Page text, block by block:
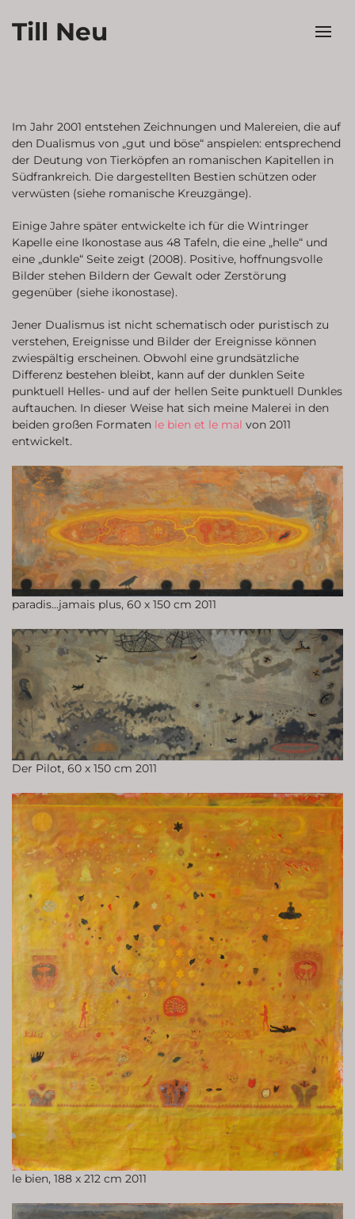
Till Neu
Im Jahr 2001 entstehen Zeichnungen und Malereien, die auf
den Dualismus von „gut und böse“ anspielen: entsprechend
der Deutung von Tierköpfen an romanischen Kapitellen in
Südfrankreich. Die dargestellten Bestien schützen oder
verwüsten (siehe romanische Kreuzgänge).
Einige Jahre später entwickelte ich für die Wintringer
Kapelle eine Ikonostase aus 48 Tafeln, die eine „helle“ und
eine „dunkle“ Seite zeigt (2008). Positive, hoffnungsvolle
Bilder stehen Bildern der Gewalt oder Zerstörung
gegenüber (siehe ikonostase).
Jener Dualismus ist nicht schematisch oder puristisch zu
verstehen, Ereignisse und Bilder der Ereignisse können
zwiespältig erscheinen. Obwohl eine grundsätzliche
Differenz bestehen bleibt, kann auf der dunklen Seite
punktuell Helles- und auf der hellen Seite punktuell Dunkles
auftauchen. In dieser Weise hat sich meine Malerei in den
beiden großen Formaten le bien et le mal von 2011
entwickelt.
paradis...jamais plus, 60 x 150 cm 2011
Der Pilot, 60 x 150 cm 2011
le bien, 188 x 212 cm 2011